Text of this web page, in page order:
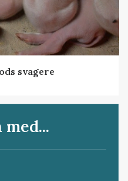
svagere